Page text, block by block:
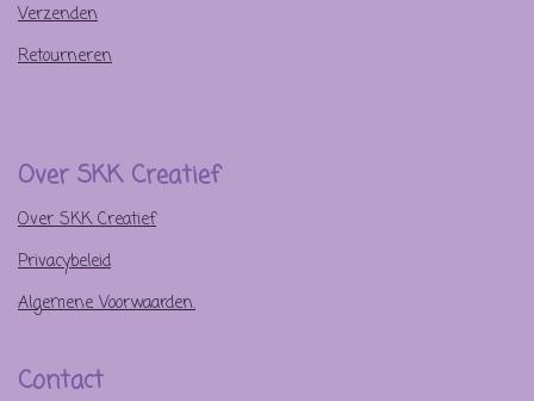
Verzenden
Retourneren
Over SKK Creatief
Over SKK Creatief
Privacybeleid
Algemene Voorwaarden.
Contact